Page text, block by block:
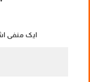
ایک منفی